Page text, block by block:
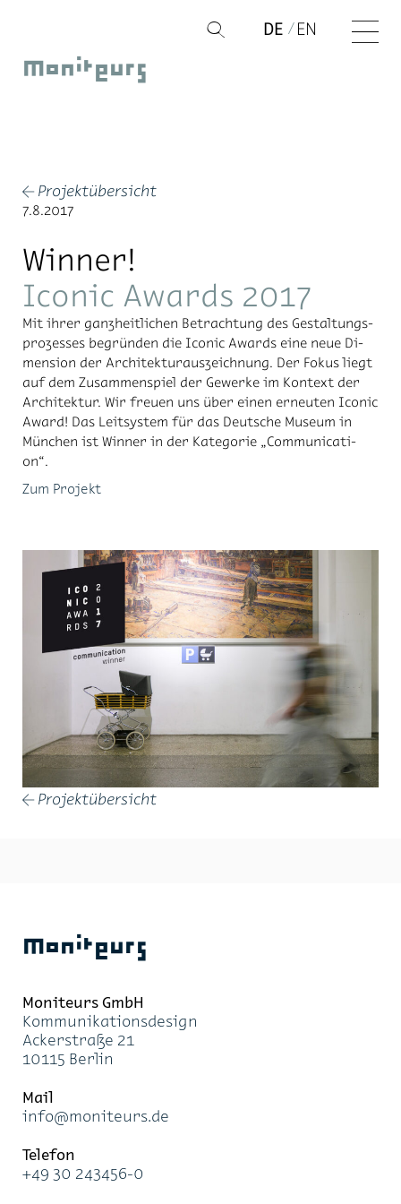
springen
Q
Moniteurs
DE EN
← Projektübersicht
7.8.2017
Winner!
Iconic Awards 2017
Mit ih­rer ganz­heit­li­chen Be­trach­tung des Ge­stal­tungs­
pro­zes­ses be­grün­den die Ico­nic Awards eine neue Di­
men­si­on der Ar­chi­tek­tur­aus­zeich­nung. Der Fo­kus liegt
auf dem Zu­sam­men­spiel der Ge­wer­ke im Kon­text der
Ar­chi­tek­tur. Wir freu­en uns über ei­nen er­neu­ten Ico­nic
Award! Das Leit­sys­tem für das Deut­sche Mu­se­um in
Mün­chen ist Win­ner in der Ka­te­go­rie „Com­mu­ni­ca­ti­
on“.
Zum Projekt
← Projektübersicht
Moniteurs
Moni­teurs GmbH
Kom­mu­ni­ka­ti­ons­de­sign
Acker­stra­ße 21
10115 Ber­lin
Mail
info@mo­ni­teurs.de
Te­le­fon
+49 30 243456-0